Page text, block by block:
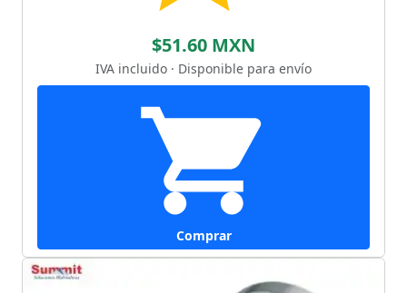
$51.60 MXN
IVA incluido · Disponible para envío
Comprar